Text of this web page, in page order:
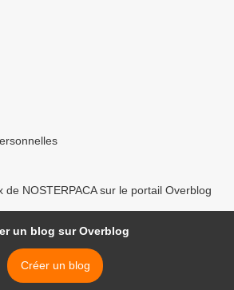
de NOSTERPACA sur le portail Overblog
un blog sur Overblog
Créer un blog